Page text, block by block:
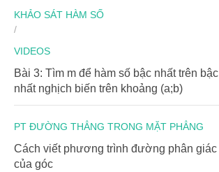
KHẢO SÁT HÀM SỐ
/
VIDEOS
Bài 3: Tìm m để hàm số bậc nhất trên bậc
nhất nghịch biến trên khoảng (a;b)
PT ĐƯỜNG THẲNG TRONG MẶT PHẲNG
Cách viết phương trình đường phân giác
của góc